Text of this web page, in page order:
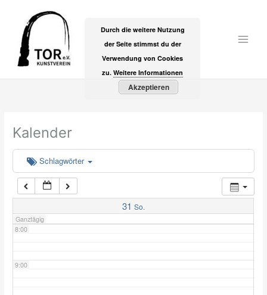
springen
Kalender
Schlagwörter
31 So.
Ganztägig
3:00
6:00
7:00
8:00
9:00
Durch die weitere Nutzung
der Seite stimmst du der
Verwendung von Cookies
zu. Weitere Informationen
Akzeptieren